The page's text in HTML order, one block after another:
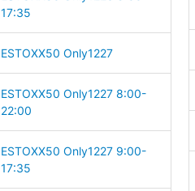
17:35
ESTOXX50 Only1227
ESTOXX50 Only1227 8:00-
22:00
ESTOXX50 Only1227 9:00-
17:35